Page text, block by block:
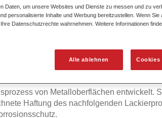
Reaktiv
4000 beinhalten spezielle,
von Metalloberflächen entwickelt.
Haftung des nachfolgenden
Daten, um unsere Websites und Dienste zu messen und zu
personalisierte Inhalte und Werbung bereitzustellen. Wenn Sie
Datenschutzrechte wahrnehmen. Weitere Informationen
Alle ablehnen Cookies